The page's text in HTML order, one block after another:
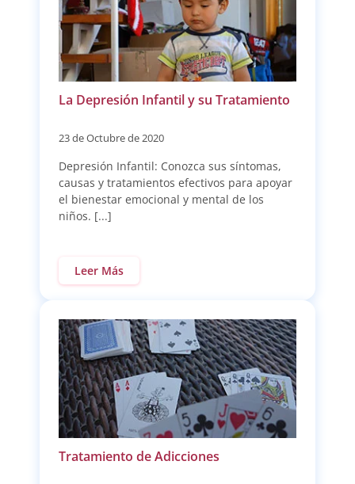
La Depresión Infantil y su Tratamiento
23 de Octubre de 2020
Depresión Infantil: Conozca sus síntomas,
causas y tratamientos efectivos para apoyar
el bienestar emocional y mental de los
niños. [...]
Leer Más
Tratamiento de Adicciones